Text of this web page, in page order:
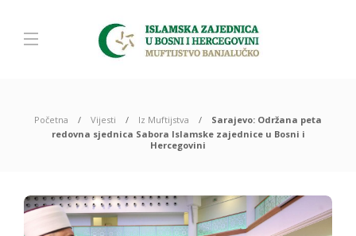
Početna Vijesti Iz Muftijstva
Sarajevo: Održana peta
redovna sjednica Sabora Islamske zajednice u Bosni i
Hercegovini